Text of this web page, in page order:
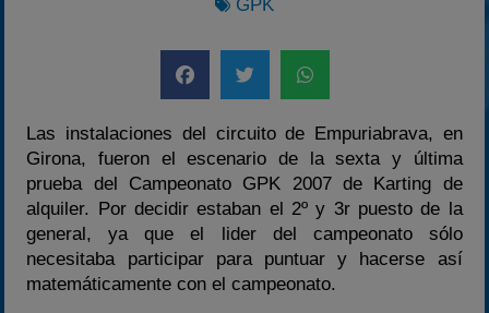
2020-2021
2022
2023
GPK
Las instalaciones del circuito de Empuriabrava, en
Girona, fueron el escenario de la sexta y última
prueba del Campeonato GPK 2007 de Karting de
alquiler. Por decidir estaban el 2º y 3r puesto de la
general, ya que el lider del campeonato sólo
necesitaba participar para puntuar y hacerse así
matemáticamente con el campeonato.